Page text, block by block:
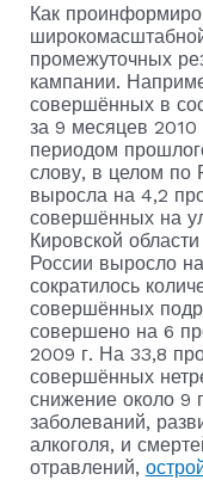
Как
промежуточных
кампании.
совершённых в
за 9 месяцев
периодом
слову, в целом по
выросла на 4,2
совершённых на
Кировской
России выросло
сократилось
совершённых
совершено на 6
2009 г. На 33,8
совершённых
снижение около 9
заболеваний,
алкоголя, и
отравлений,